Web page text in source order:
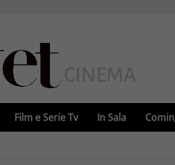
Film e Serie Tv In Sala